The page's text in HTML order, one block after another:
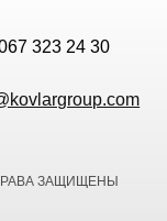
323 24 30
ПРАВА ЗАЩИЩЕНЫ